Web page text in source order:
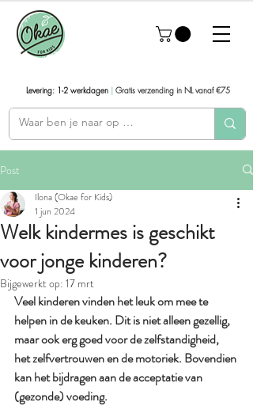
Levering: 1-2 werkdagen | Gratis verzending in NL vanaf €75
Post
Welk kindermes is geschikt
voor jonge kinderen?
Ilona (Okae for Kids)
1 jun 2024
Bijgewerkt op: 17 mrt
Veel kinderen vinden het leuk om mee te
helpen in de keuken. Dit is niet alleen gezellig,
maar ook erg goed voor de zelfstandigheid,
het zelfvertrouwen en de motoriek. Bovendien
kan het bijdragen aan de acceptatie van
(gezonde) voeding.